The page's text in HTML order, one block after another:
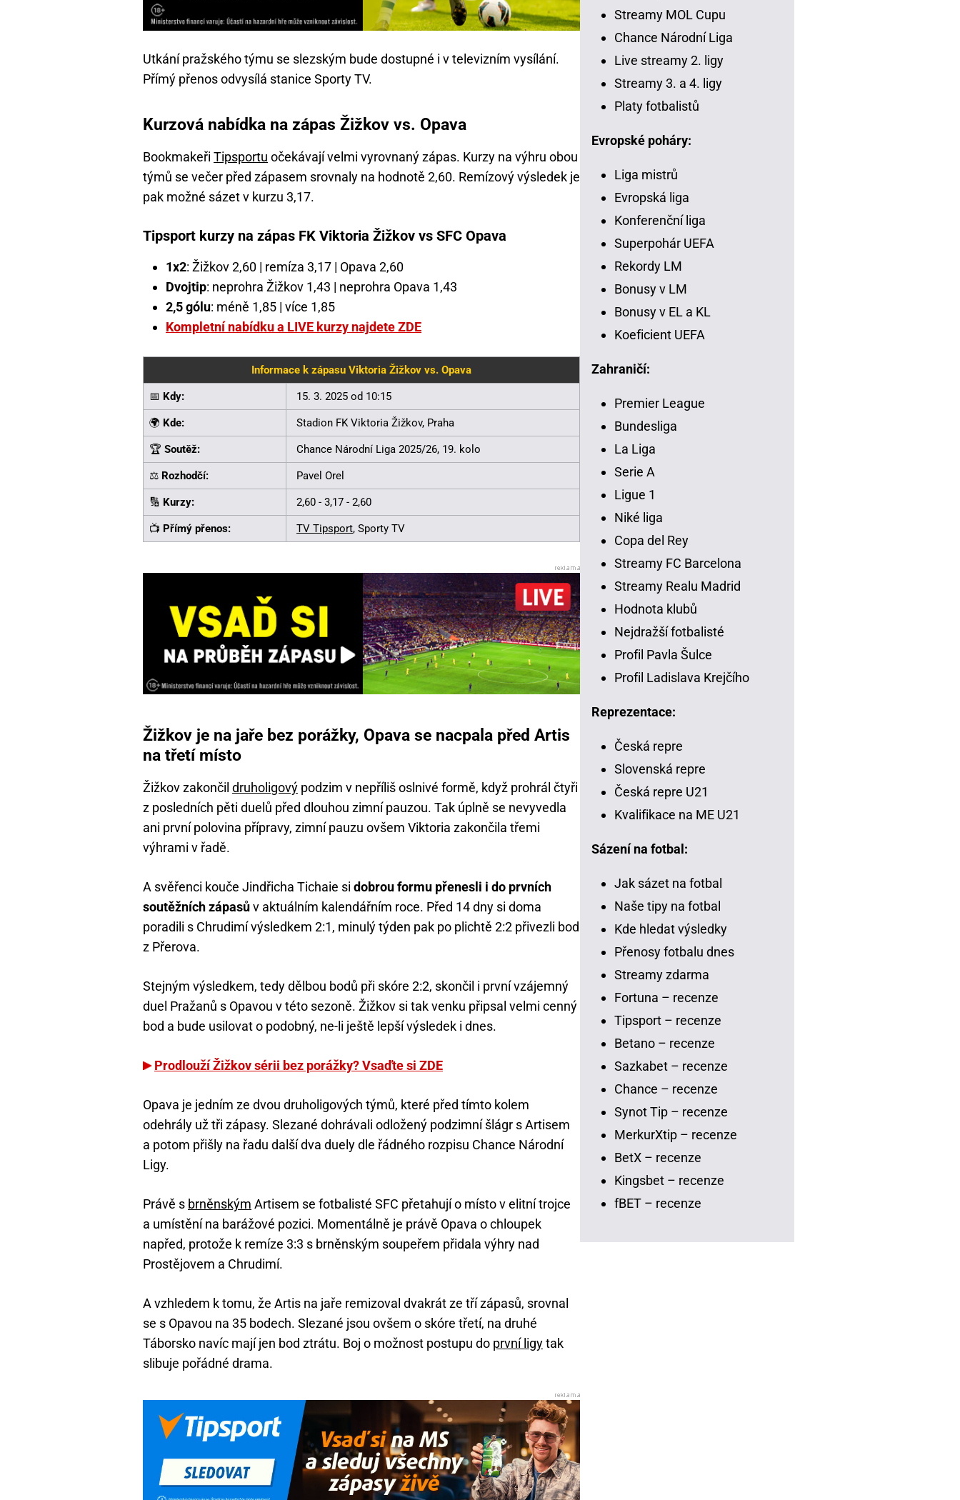
Utkání pražského týmu se slezským bude dostupné i v televizním vysílání.
Přímý přenos odvysílá stanice Sporty TV.
Kurzová nabídka na zápas Žižkov vs. Opava
Bookmakeři Tipsportu očekávají velmi vyrovnaný zápas. Kurzy na výhru obou
týmů se večer před zápasem srovnaly na hodnotě 2,60. Remízový výsledek je
pak možné sázet v kurzu 3,17.
Tipsport kurzy na zápas FK Viktoria Žižkov vs SFC Opava
1x2: Žižkov 2,60 | remíza 3,17 | Opava 2,60
Dvojtip: neprohra Žižkov 1,43 | neprohra Opava 1,43
2,5 gólu: méně 1,85 | více 1,85
Kompletní nabídku a LIVE kurzy najdete ZDE
Informace k zápasu Viktoria Žižkov vs. Opava
📅 Kdy: 15. 3. 2025 od 10:15
🌍 Kde: Stadion FK Viktoria Žižkov, Praha
🏆 Soutěž: Chance Národní Liga 2025/26, 19. kolo
⚖️ Rozhodčí: Pavel Orel
🔢 Kurzy: 2,60 - 3,17 - 2,60
📺 Přímý přenos: TV Tipsport, Sporty TV
Žižkov je na jaře bez porážky, Opava se nacpala před Artis
na třetí místo
Žižkov zakončil druholigový podzim v nepříliš oslnivé formě, když prohrál čtyři
z posledních pěti duelů před dlouhou zimní pauzou. Tak úplně se nevyvedla
ani první polovina přípravy, zimní pauzu ovšem Viktoria zakončila třemi
výhrami v řadě.
A svěřenci kouče Jindřicha Tichaie si dobrou formu přenesli i do prvních
soutěžních zápasův aktuálním kalendářním roce. Před 14 dny si doma
poradili s Chrudimí výsledkem 2:1, minulý týden pak po plichtě 2:2 přivezli bod
z Přerova.
Stejným výsledkem, tedy dělbou bodů při skóre 2:2, skončil i první vzájemný
duel Pražanů s Opavou v této sezoně. Žižkov si tak venku připsal velmi cenný
bod a bude usilovat o podobný, ne-li ještě lepší výsledek i dnes.
Prodlouží Žižkov sérii bez porážky? Vsaďte si ZDE
Opava je jedním ze dvou druholigových týmů, které před tímto kolem
odehrály už tři zápasy. Slezané dohrávali odložený podzimní šlágr s Artisem
a potom přišly na řadu další dva duely dle řádného rozpisu Chance Národní
Ligy.
Právě s brněnským Artisem se fotbalisté SFC přetahují o místo v elitní trojce
a umístění na barážové pozici. Momentálně je právě Opava o chloupek
napřed, protože k remíze 3:3 s brněnským soupeřem přidala výhry nad
Prostějovem a Chrudimí.
A vzhledem k tomu, že Artis na jaře remizoval dvakrát ze tří zápasů, srovnal
se s Opavou na 35 bodech. Slezané jsou ovšem o skóre třetí, na druhé
Táborsko navíc mají jen bod ztrátu. Boj o možnost postupu do první ligytak
slibuje pořádné drama.
Streamy MOL Cupu
Chance Národní Liga
Live streamy 2. ligy
Streamy 3. a 4. ligy
Platy fotbalistů
Evropské poháry:
Liga mistrů
Evropská liga
Konferenční liga
Superpohár UEFA
Rekordy LM
Bonusy v LM
Bonusy v EL a KL
Koeficient UEFA
Zahraničí:
Premier League
Bundesliga
La Liga
Serie A
Ligue 1
Niké liga
Copa del Rey
Streamy FC Barcelona
Streamy Realu Madrid
Hodnota klubů
Nejdražší fotbalisté
Profil Pavla Šulce
Profil Ladislava Krejčího
Reprezentace:
Česká repre
Slovenská repre
Česká repre U21
Kvalifikace na ME U21
Sázení na fotbal:
Jak sázet na fotbal
Naše tipy na fotbal
Kde hledat výsledky
Přenosy fotbalu dnes
Streamy zdarma
Fortuna – recenze
Tipsport – recenze
Betano – recenze
Sazkabet – recenze
Chance – recenze
Synot Tip – recenze
MerkurXtip – recenze
BetX – recenze
Kingsbet – recenze
fBET – recenze